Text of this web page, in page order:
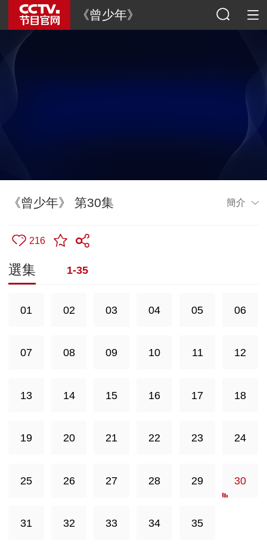
《曾少年》
《曾少年》 第30集 簡介
216
選集 1-35
01 02 03 04 05 06
07 08 09 10 11 12
13 14 15 16 17 18
19 20 21 22 23 24
25 26 27 28 29 30
31 32 33 34 35